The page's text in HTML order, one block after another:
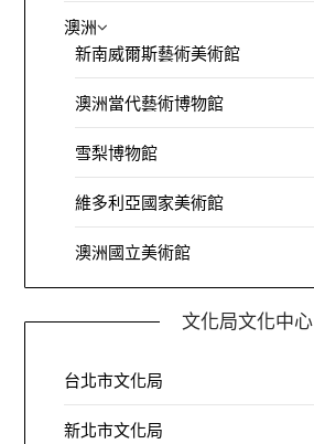
澳洲
新南威爾斯藝術美術館
澳洲當代藝術博物館
雪梨博物館
維多利亞國家美術館
澳洲國立美術館
文化局文化中心
台北市文化局
新北市文化局